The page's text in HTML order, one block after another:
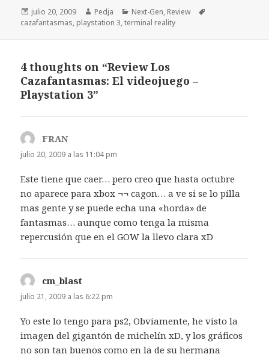
Publicado
el
julio 20, 2009 Autor
Pedja Categorías
Next-Gen, Review
cazafantasmas, playstation 3,terminal reality
4 thoughts on “Review Los
Cazafantasmas: El videojuego –
Playstation 3”
FRAN
julio 20, 2009 a las 11:04 pm
Este tiene que caer… pero creo que hasta octubre
no aparece para xbox ¬¬ cagon… a ve si se lo pilla
mas gente y se puede echa una «horda» de
fantasmas… aunque como tenga la misma
repercusión que en el GOW la llevo clara xD
cm_blast
julio 21, 2009 a las 6:22 pm
Yo este lo tengo para ps2, Obviamente, he visto la
imagen del gigantón de michelín xD, y los gráficos
no son tan buenos como en la de su hermana